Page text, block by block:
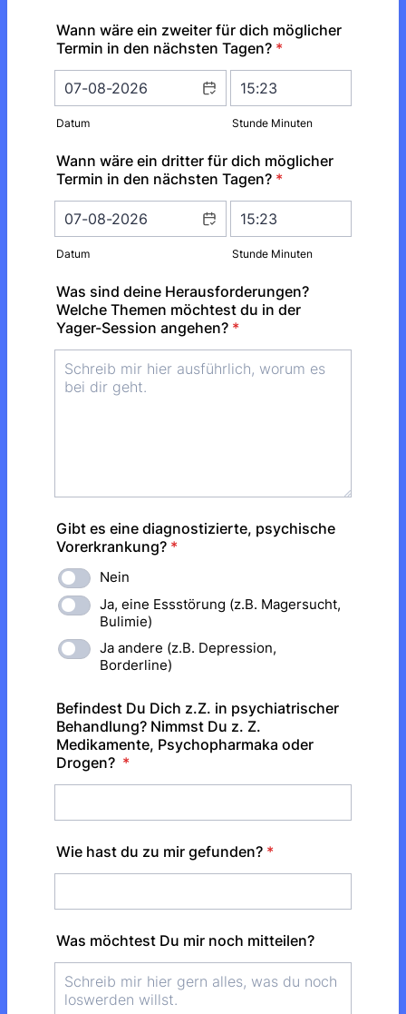
Wann wäre ein zweiter für dich möglicher
Termin in den nächsten Tagen? *
Datum Stunde Minuten
Wann wäre ein dritter für dich möglicher
Termin in den nächsten Tagen? *
Datum Stunde Minuten
Was sind deine Herausforderungen?
Welche Themen möchtest du in der
Yager-Session angehen? *
Gibt es eine diagnostizierte, psychische
Vorerkrankung? *
Nein
Ja, eine Essstörung (z.B. Magersucht,
Bulimie)
Ja andere (z.B. Depression,
Borderline)
Befindest Du Dich z.Z. in psychiatrischer
Behandlung? Nimmst Du z. Z.
Medikamente, Psychopharmaka oder
Drogen? *
Wie hast du zu mir gefunden? *
Was möchtest Du mir noch mitteilen?